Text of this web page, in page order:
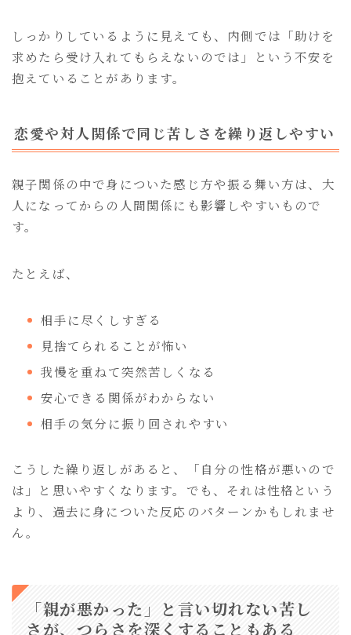
しっかりしているように見えても、内側では「助けを
求めたら受け入れてもらえないのでは」という不安を
抱えていることがあります。
恋愛や対人関係で同じ苦しさを繰り返しやすい
親子関係の中で身についた感じ方や振る舞い方は、大
人になってからの人間関係にも影響しやすいもので
す。
たとえば、
相手に尽くしすぎる
見捨てられることが怖い
我慢を重ねて突然苦しくなる
安心できる関係がわからない
相手の気分に振り回されやすい
こうした繰り返しがあると、「自分の性格が悪いので
は」と思いやすくなります。でも、それは性格という
より、過去に身についた反応のパターンかもしれませ
ん。
「親が悪かった」と言い切れない苦し
さが、つらさを深くすることもある